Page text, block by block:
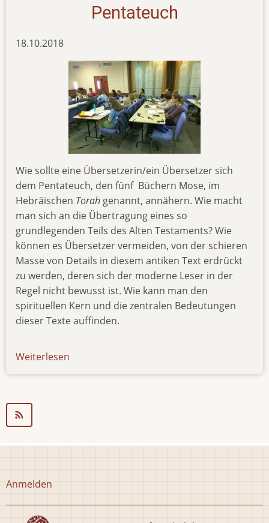
Pentateuch
18.10.2018
Wie sollte eine Übersetzerin/ein Übersetzer sich
dem Pentateuch, den fünf Büchern Mose, im
Hebräischen Torah genannt, annähern. Wie macht
man sich an die Übertragung eines so
grundlegenden Teils des Alten Testaments? Wie
können es Übersetzer vermeiden, von der schieren
Masse von Details in diesem antiken Text erdrückt
zu werden, deren sich der moderne Leser in der
Regel nicht bewusst ist. Wie kann man den
spirituellen Kern und die zentralen Bedeutungen
dieser Texte auffinden.
Weiterlesen
Benutzermenü
Anmelden